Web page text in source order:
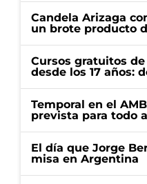
Candela Arizaga
un brote producto
Cursos gratuitos
desde los 17 años:
Temporal en el
prevista para todo
El día que Jorge
misa en Argentina